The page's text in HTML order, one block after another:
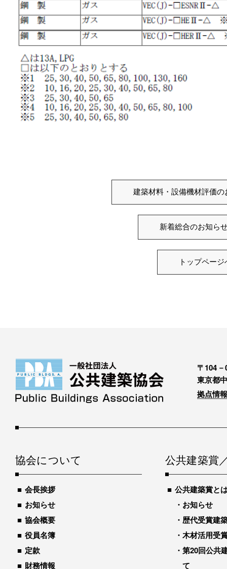
建築材料・設備機材評価の
新着総合のお知ら
トップページ
〒104－
東京都
拠点情
協会について
会長挨拶
お知らせ
協会概要
役員名簿
定款
財務情報
公共建築賞
公共建築賞と
お知らせ
歴代受賞建
木材活用受
第20回公共
て